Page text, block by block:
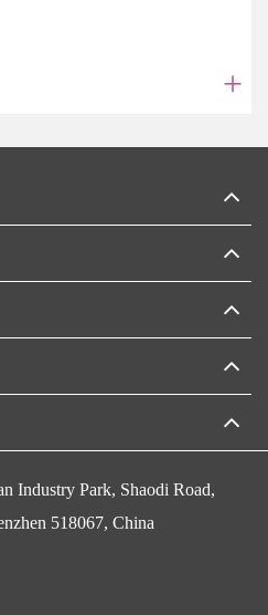
+
Industry Park, Shaodi Road,
518067, China